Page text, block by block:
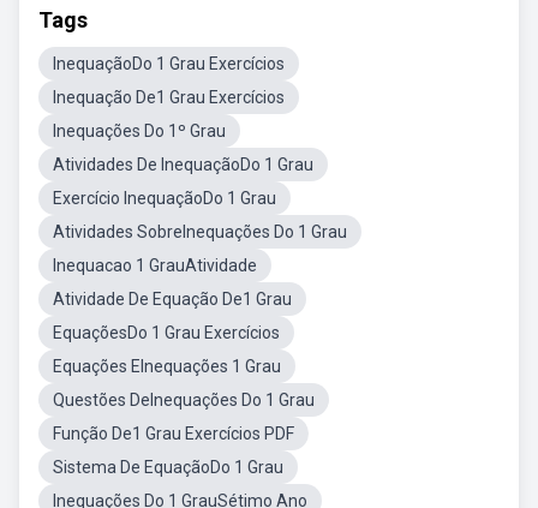
Tags
InequaçãoDo 1 Grau Exercícios
Inequação De1 Grau Exercícios
Inequações Do 1º Grau
Atividades De InequaçãoDo 1 Grau
Exercício InequaçãoDo 1 Grau
Atividades SobreInequações Do 1 Grau
Inequacao 1 GrauAtividade
Atividade De Equação De1 Grau
EquaçõesDo 1 Grau Exercícios
Equações EInequações 1 Grau
Questões DeInequações Do 1 Grau
Função De1 Grau Exercícios PDF
Sistema De EquaçãoDo 1 Grau
Inequações Do 1 GrauSétimo Ano